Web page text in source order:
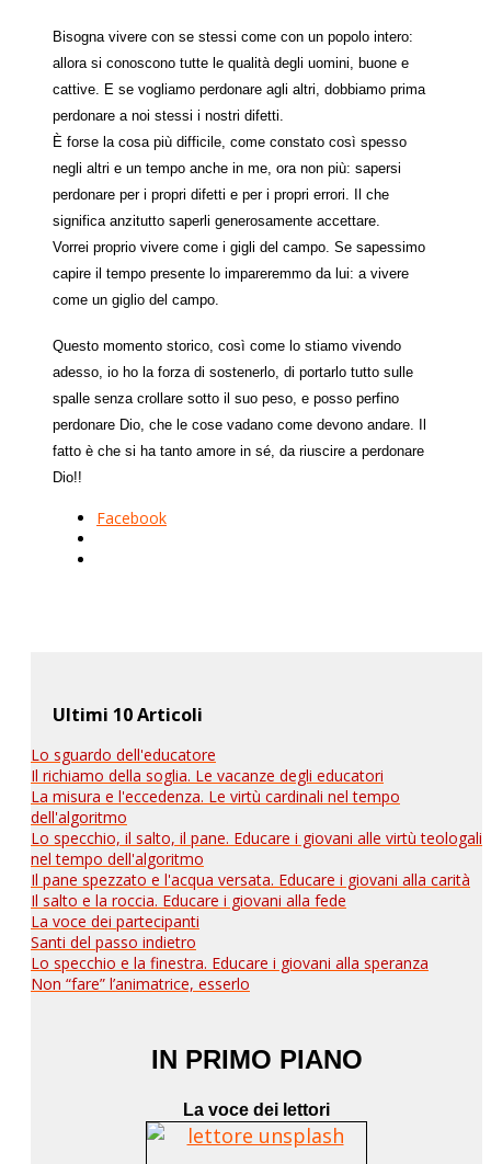
Bisogna vivere con se stessi come con un popolo intero:
allora si conoscono tutte le qualità degli uomini, buone e
cattive. E se vogliamo perdonare agli altri, dobbiamo prima
perdonare a noi stessi i nostri difetti.
È forse la cosa più difficile, come constato così spesso
negli altri e un tempo anche in me, ora non più: sapersi
perdonare per i propri difetti e per i propri errori. Il che
significa anzitutto saperli generosamente accettare.
Vorrei proprio vivere come i gigli del campo. Se sapessimo
capire il tempo presente lo impareremmo da lui: a vivere
come un giglio del campo.
Questo momento storico, così come lo stiamo vivendo
adesso, io ho la forza di sostenerlo, di portarlo tutto sulle
spalle senza crollare sotto il suo peso, e posso perfino
perdonare Dio, che le cose vadano come devono andare. Il
fatto è che si ha tanto amore in sé, da riuscire a perdonare
Dio!!
Facebook
Ultimi 10 Articoli
Lo sguardo dell'educatore
Il richiamo della soglia. Le vacanze degli educatori
La misura e l'eccedenza. Le virtù cardinali nel tempo
dell'algoritmo
Lo specchio, il salto, il pane. Educare i giovani alle virtù teologali
nel tempo dell'algoritmo
Il pane spezzato e l'acqua versata. Educare i giovani alla carità
Il salto e la roccia. Educare i giovani alla fede
La voce dei partecipanti
Santi del passo indietro
Lo specchio e la finestra. Educare i giovani alla speranza
Non “fare” l’animatrice, esserlo
IN PRIMO PIANO
La voce dei lettori